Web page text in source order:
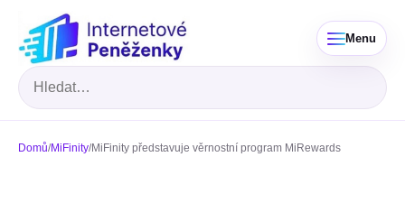
Menu
Hledat
Domů/MiFinity/MiFinity představuje věrnostní program MiRewards